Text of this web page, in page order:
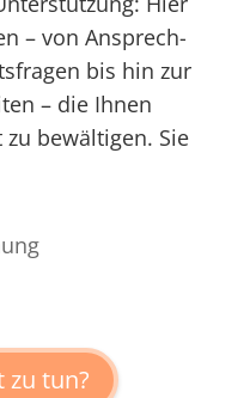
– von Ansprech­
bis hin zur
– die Ihnen
bewäl­tigen. Sie
zu tun?